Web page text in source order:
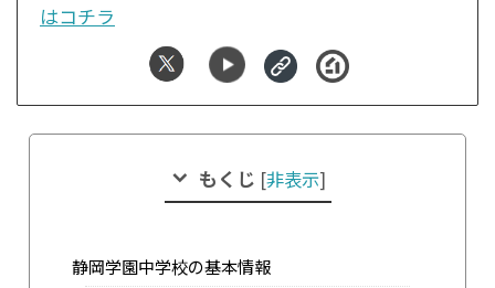
はコチラ
もくじ [非表示]
静岡学園中学校の基本情報